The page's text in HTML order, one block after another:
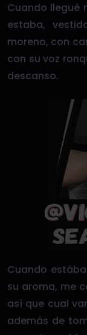
Cuando llegué
estaba,
moreno, con
con su voz
descanso.
Cuando
su aroma, me
así que cual
además de